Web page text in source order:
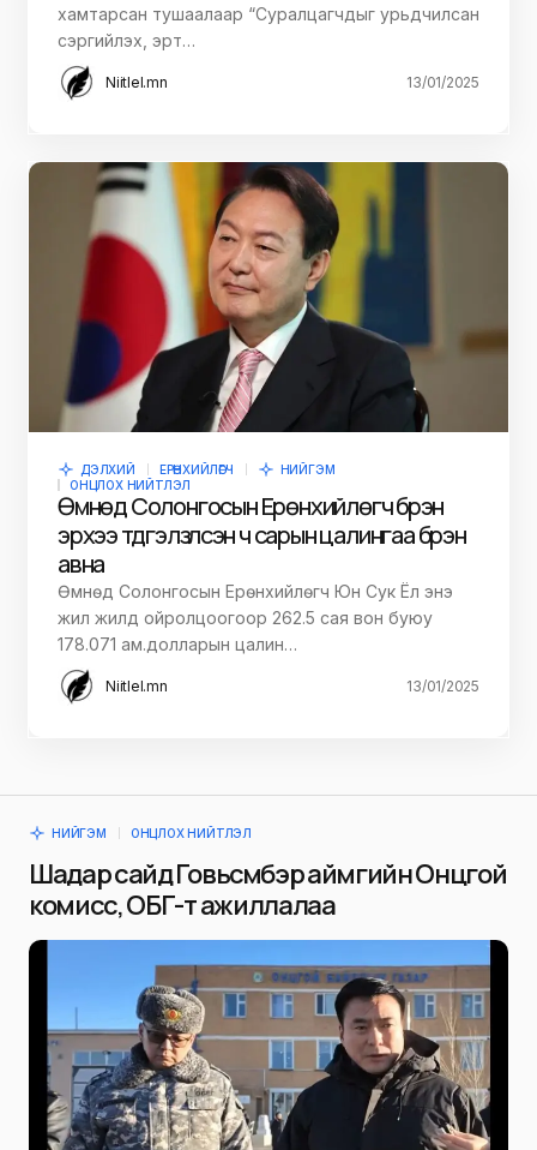
хамтарсан тушаалаар “Суралцагчдыг урьдчилсан
сэргийлэх, эрт…
Niitlel.mn 13/01/2025
ДЭЛХИЙ ЕРӨНХИЙЛӨГЧ
НИЙГЭМ
ОНЦЛОХ НИЙТЛЭЛ
Өмнөд Солонгосын Ерөнхийлөгч бүрэн
эрхээ түдгэлзүүлсэн ч сарын цалингаа бүрэн
авна
Өмнөд Солонгосын Ерөнхийлөгч Юн Сук Ёл энэ
жил жилд ойролцоогоор 262.5 сая вон буюу
178.071 ам.долларын цалин…
Niitlel.mn 13/01/2025
НИЙГЭМ ОНЦЛОХ НИЙТЛЭЛ
Шадар сайд Говьсүмбэр аймгийн Онцгой
комисс, ОБГ-т ажиллалаа